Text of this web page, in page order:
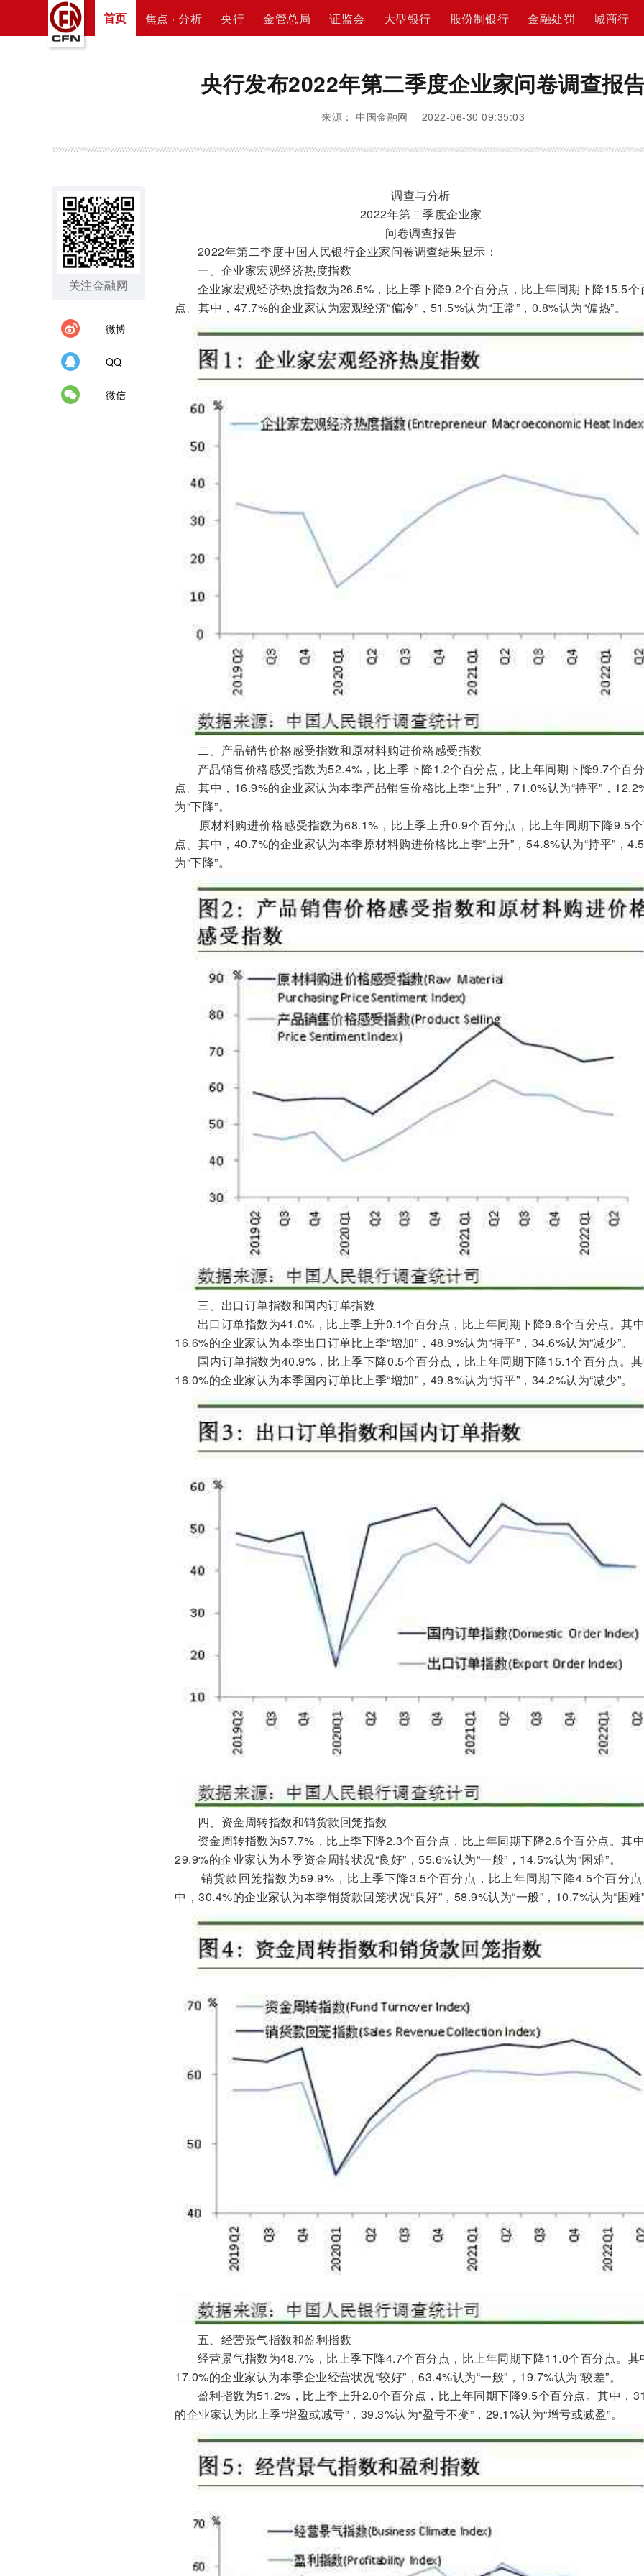
首页 焦点 · 分析 央行 金管总局 证监会 大型银行 股份制银行 金融处罚 城商行
央行发布2022年第二季度企业家问卷调查报
来源： 中国金融网 2022-06-30 09:35:03
关注金融网
微博
QQ
微信
调查与分析
2022年第二季度企业家
问卷调查报告
2022年第二季度中国人民银行企业家问卷调查结果显示：
一、企业家宏观经济热度指数
企业家宏观经济热度指数为26.5%，比上季下降9.2个百分点，比上年同期下降15.5个
点。其中，47.7%的企业家认为宏观经济“偏冷”，51.5%认为“正常”，0.8%认为“偏热”。
二、产品销售价格感受指数和原材料购进价格感受指数
产品销售价格感受指数为52.4%，比上季下降1.2个百分点，比上年同期下降9.7个百分
点。其中，16.9%的企业家认为本季产品销售价格比上季“上升”，71.0%认为“持平”，
为“下降”。
原材料购进价格感受指数为68.1%，比上季上升0.9个百分点，比上年同期下降9.5
点。其中，40.7%的企业家认为本季原材料购进价格比上季“上升”，54.8%认为“持平”，
为“下降”。
三、出口订单指数和国内订单指数
出口订单指数为41.0%，比上季上升0.1个百分点，比上年同期下降9.6个百分点。其中
16.6%的企业家认为本季出口订单比上季“增加”，48.9%认为“持平”，34.6%认为“减少”。
国内订单指数为40.9%，比上季下降0.5个百分点，比上年同期下降15.1个百分点。其
16.0%的企业家认为本季国内订单比上季“增加”，49.8%认为“持平”，34.2%认为“减少”。
四、资金周转指数和销货款回笼指数
资金周转指数为57.7%，比上季下降2.3个百分点，比上年同期下降2.6个百分点。其中
29.9%的企业家认为本季资金周转状况“良好”，55.6%认为“一般”，14.5%认为“困难”。
销货款回笼指数为59.9%，比上季下降3.5个百分点，比上年同期下降4.5个百分
中，30.4%的企业家认为本季销货款回笼状况“良好”，58.9%认为“一般”，10.7%认为“困难”
五、经营景气指数和盈利指数
经营景气指数为48.7%，比上季下降4.7个百分点，比上年同期下降11.0个百分点。其
17.0%的企业家认为本季企业经营状况“较好”，63.4%认为“一般”，19.7%认为“较差”。
盈利指数为51.2%，比上季上升2.0个百分点，比上年同期下降9.5个百分点。其中，
的企业家认为比上季“增盈或减亏”，39.3%认为“盈亏不变”，29.1%认为“增亏或减盈”。